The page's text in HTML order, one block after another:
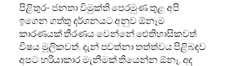
පිළිතුර- ජනතා විමුක්ති පෙරමුණ තුළ අපි
ඉගෙන ගත්තු දර්ශනයට අනුව ඕනෑම
කාරණයක් තීරණය වෙන්නේ ඓතිහාසිකවත්
විෂය මූලිකවත්. දැන් පවත්නා තත්ත්වය පිළිබඳව
අපට හරියාකාර මැනීමක් තියෙන්න ඕනෑ. අද